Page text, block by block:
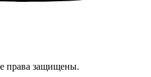
права защищены.